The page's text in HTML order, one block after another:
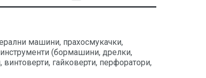
машини, прахосмукачки,
(бормашини, дрелки,
гайковерти, перфоратори,